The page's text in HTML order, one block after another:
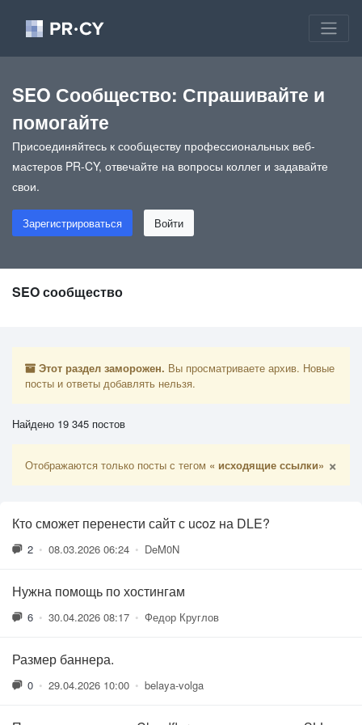
SEO Сообщество: Спрашивайте и
помогайте
Присоединяйтесь к сообществу профессиональных веб-
мастеров PR-CY, отвечайте на вопросы коллег и задавайте
свои.
Зарегистрироваться Войти
SEO сообщество
Этот раздел заморожен. Вы просматриваете архив. Новые
посты и ответы добавлять нельзя.
Найдено 19 345 постов
Отображаются только посты с тегом « исходящие ссылки» ×
Кто сможет перенести сайт с ucoz на DLE?
2 • 08.03.2026 06:24 • DeM0N
Нужна помощь по хостингам
6 • 30.04.2026 08:17 • Федор Круглов
Размер баннера.
0 • 29.04.2026 10:00 • belaya-volga